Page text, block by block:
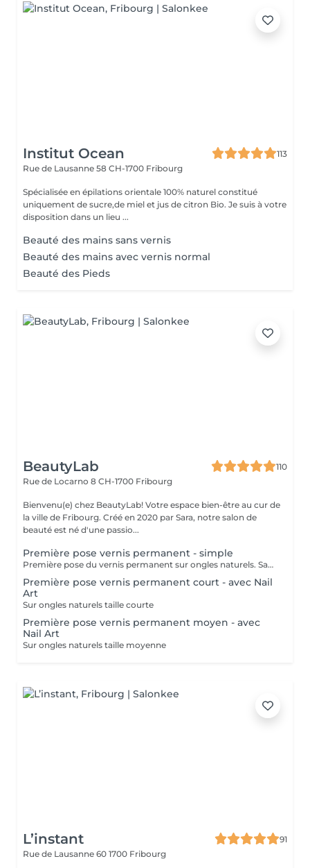
Institut Ocean
113
Rue de Lausanne 58 CH-1700 Fribourg
Spécialisée en épilations orientale 100% naturel constitué
uniquement de sucre,de miel et jus de citron Bio. Je suis à votre
disposition dans un lieu ...
Beauté des mains sans vernis
Beauté des mains avec vernis normal
Beauté des Pieds
BeautyLab
110
Rue de Locarno 8 CH-1700 Fribourg
Bienvenu(e) chez BeautyLab! Votre espace bien-être au cur de
la ville de Fribourg. Créé en 2020 par Sara, notre salon de
beauté est né d'une passio...
Première pose vernis permanent - simple
Première pose du vernis permanent sur ongles naturels. Sans Nail Art
Première pose vernis permanent court - avec Nail
Art
Sur ongles naturels taille courte
Première pose vernis permanent moyen - avec
Nail Art
Sur ongles naturels taille moyenne
L’instant
91
Rue de Lausanne 60 1700 Fribourg